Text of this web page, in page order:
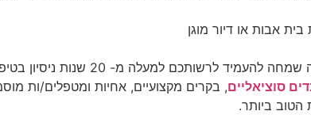
חברת מתן שירותי רווחה שמחה
סוציאליים, בקרים מקצועיים, אחיות ומטפלים/ות
הטוב ביותר.